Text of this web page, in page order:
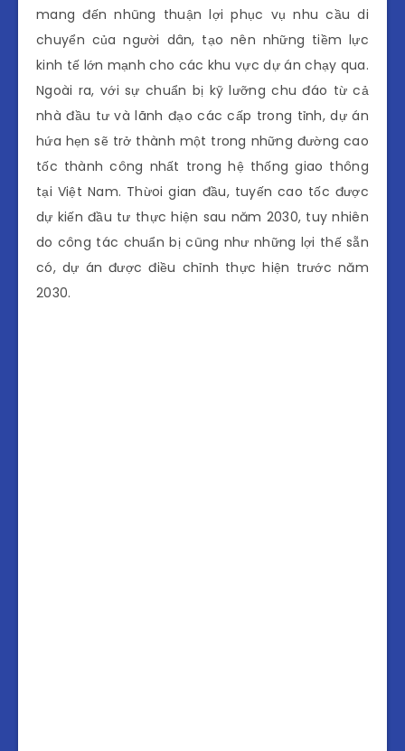
mang đến nhũng thuận lợi phục vụ nhu cầu di
chuyển của người dân, tạo nên những tiềm lực
kinh tế lớn mạnh cho các khu vực dự án chạy qua.
Ngoài ra, với sự chuẩn bị kỹ lưỡng chu đáo từ cả
nhà đầu tư và lãnh đạo các cấp trong tỉnh, dự án
hứa hẹn sẽ trở thành một trong những đường cao
tốc thành công nhất trong hệ thống giao thông
tại Việt Nam. Thừoi gian đầu, tuyến cao tốc được
dự kiến đầu tư thực hiện sau năm 2030, tuy nhiên
do công tác chuẩn bị cũng như những lợi thế sẵn
có, dự án được điều chỉnh thực hiện trước năm
2030.